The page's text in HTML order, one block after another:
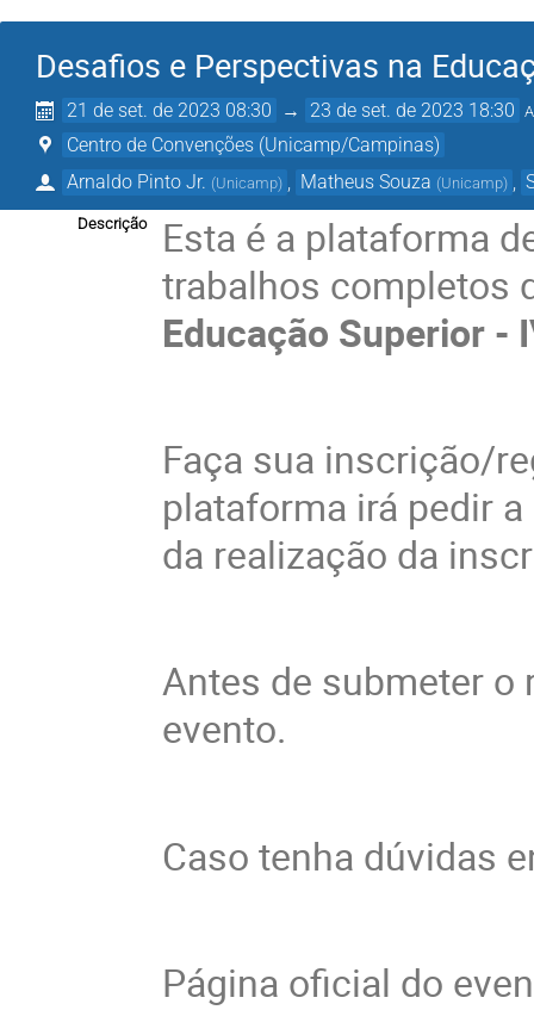
Desafios e Perspectivas na
21 de set. de 2023 08:30 → 23 de set. de 2023 18:30
Centro de Convenções (Unicamp/Campinas)
Arnaldo Pinto Jr. (Unicamp) Matheus Souza (Unicamp)
Descrição
Esta é a plataforma
trabalhos completos
Educação Superior -
Faça sua inscrição/
plataforma irá pedir
da realização da
Antes de submeter
evento.
Caso tenha dúvidas
Página oficial do